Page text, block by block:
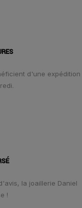
d'une expédition
la joaillerie Daniel
!